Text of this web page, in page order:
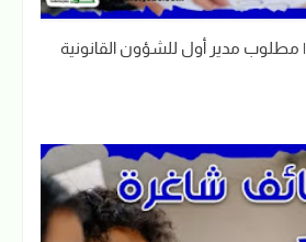
وظائف سوداني 2026 | مطلوب مدير أول للشؤون القانونية